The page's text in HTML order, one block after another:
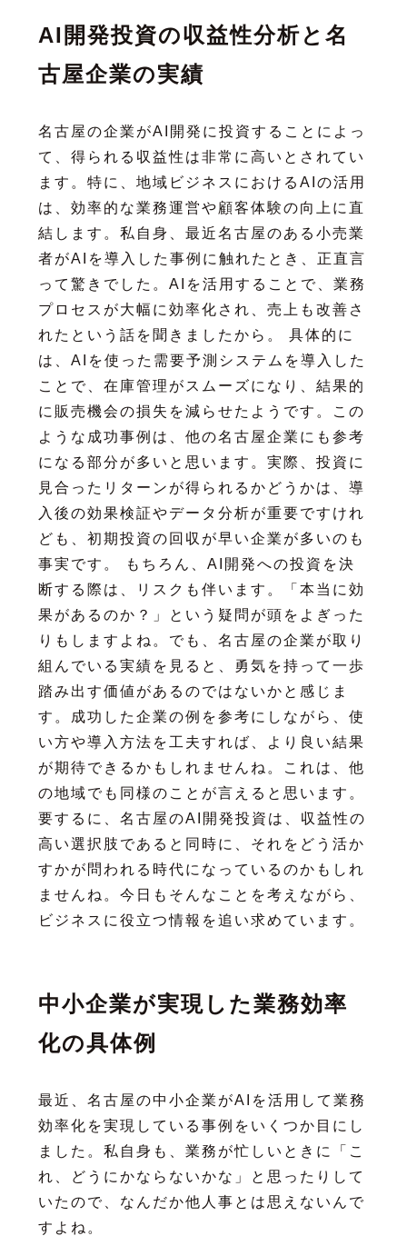
AI開発投資の収益性分析と名
古屋企業の実績
名古屋の企業がAI開発に投資することによっ
て、得られる収益性は非常に高いとされてい
ます。特に、地域ビジネスにおけるAIの活用
は、効率的な業務運営や顧客体験の向上に直
結します。私自身、最近名古屋のある小売業
者がAIを導入した事例に触れたとき、正直言
って驚きでした。AIを活用することで、業務
プロセスが大幅に効率化され、売上も改善さ
れたという話を聞きましたから。 具体的に
は、AIを使った需要予測システムを導入した
ことで、在庫管理がスムーズになり、結果的
に販売機会の損失を減らせたようです。この
ような成功事例は、他の名古屋企業にも参考
になる部分が多いと思います。実際、投資に
見合ったリターンが得られるかどうかは、導
入後の効果検証やデータ分析が重要ですけれ
ども、初期投資の回収が早い企業が多いのも
事実です。 もちろん、AI開発への投資を決
断する際は、リスクも伴います。「本当に効
果があるのか？」という疑問が頭をよぎった
りもしますよね。でも、名古屋の企業が取り
組んでいる実績を見ると、勇気を持って一歩
踏み出す価値があるのではないかと感じま
す。成功した企業の例を参考にしながら、使
い方や導入方法を工夫すれば、より良い結果
が期待できるかもしれませんね。これは、他
の地域でも同様のことが言えると思います。
要するに、名古屋のAI開発投資は、収益性の
高い選択肢であると同時に、それをどう活か
すかが問われる時代になっているのかもしれ
ませんね。今日もそんなことを考えながら、
ビジネスに役立つ情報を追い求めています。
中小企業が実現した業務効率
化の具体例
最近、名古屋の中小企業がAIを活用して業務
効率化を実現している事例をいくつか目にし
ました。私自身も、業務が忙しいときに「こ
れ、どうにかならないかな」と思ったりして
いたので、なんだか他人事とは思えないんで
すよね。